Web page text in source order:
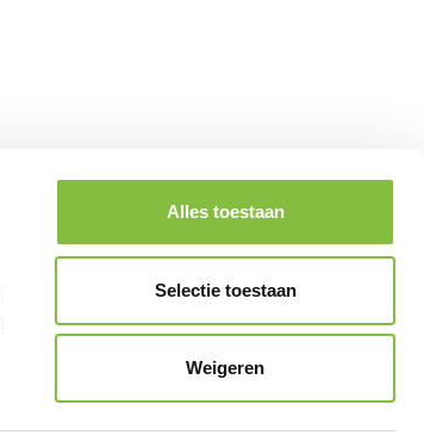
Alles toestaan
Selectie toestaan
Weigeren